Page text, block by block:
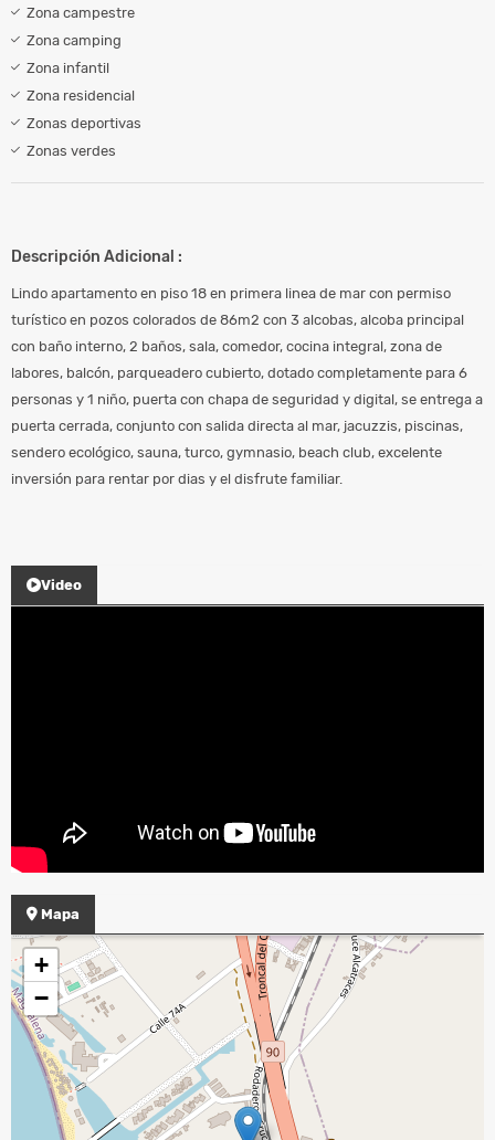
Zona campestre
Zona camping
Zona infantil
Zona residencial
Zonas deportivas
Zonas verdes
Descripción Adicional :
Lindo apartamento en piso 18 en primera linea de mar con permiso
turístico en pozos colorados de 86m2 con 3 alcobas, alcoba principal
con baño interno, 2 baños, sala, comedor, cocina integral, zona de
labores, balcón, parqueadero cubierto, dotado completamente para 6
personas y 1 niño, puerta con chapa de seguridad y digital, se entrega a
puerta cerrada, conjunto con salida directa al mar, jacuzzis, piscinas,
sendero ecológico, sauna, turco, gymnasio, beach club, excelente
inversión para rentar por dias y el disfrute familiar.
Video
Mapa
+
−